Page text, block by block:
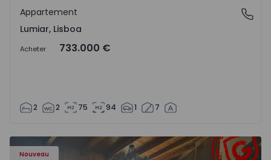
Lumiar, Lisboa
Appartement
Lumiar, Lisboa
Acheter 733.000 €
2 2 75 94 1 7
Nouveau
- 1575981 - 15
Maison Individuelle T2 Gondomar, Foz do Sousa e Covelo